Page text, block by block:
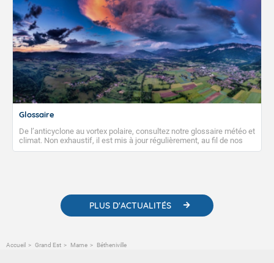
Glossaire
De l’anticyclone au vortex polaire, consultez notre glossaire météo et
climat. Non exhaustif, il est mis à jour régulièrement, au fil de nos
publications. Vous y trouverez également des liens utiles vers nos
PLUS D'ACTUALITÉS
Accueil Grand Est Marne Bétheniville